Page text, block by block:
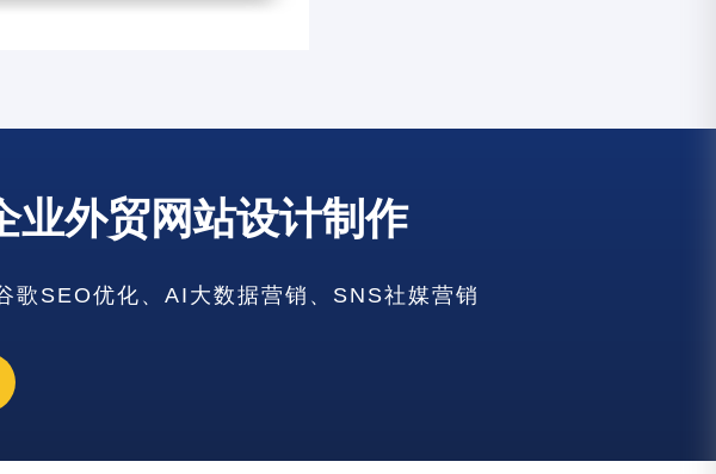
业外贸网站设计制作
SEO优化、AI大数据营销、SNS社媒营销
陕西省网站建设